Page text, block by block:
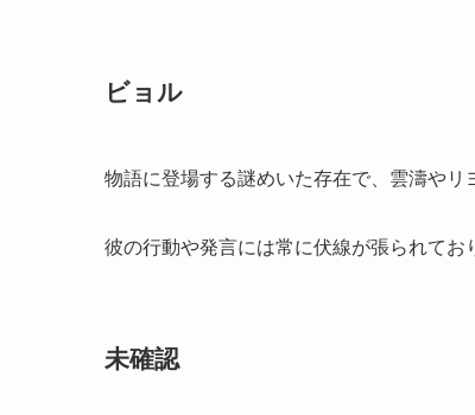
ビョル
物語に登場する謎めいた存在で、雲濤やリ
彼の行動や発言には常に伏線が張られてお
未確認